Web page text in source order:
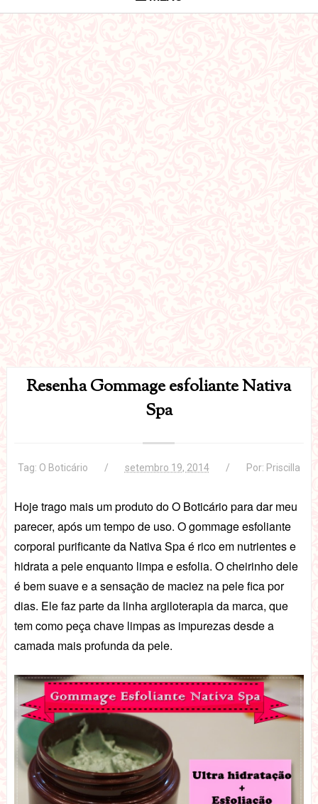
Resenha Gommage esfoliante Nativa
Spa
Tag: O Boticário setembro 19, 2014 Por: Priscilla
Hoje trago mais um produto do O Boticário para dar meu
parecer, após um tempo de uso. O gommage esfoliante
corporal purificante da Nativa Spa é rico em nutrientes e
hidrata a pele enquanto limpa e esfolia. O cheirinho dele
é bem suave e a sensação de maciez na pele fica por
dias. Ele faz parte da linha argiloterapia da marca, que
tem como peça chave limpas as impurezas desde a
camada mais profunda da pele.